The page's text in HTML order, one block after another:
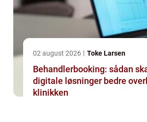
02 august 2026 Toke Larsen
Behandlerbooking: sådan
digitale løsninger bedre
klinikken